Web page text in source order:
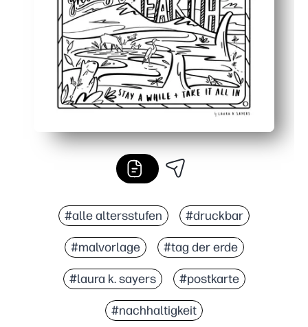
Perfekt für den Unterricht oder zu Hause — ideal für
#alle altersstufen #druckbar
#malvorlage #tag der erde
#laura k. sayers #postkarte
#nachhaltigkeit